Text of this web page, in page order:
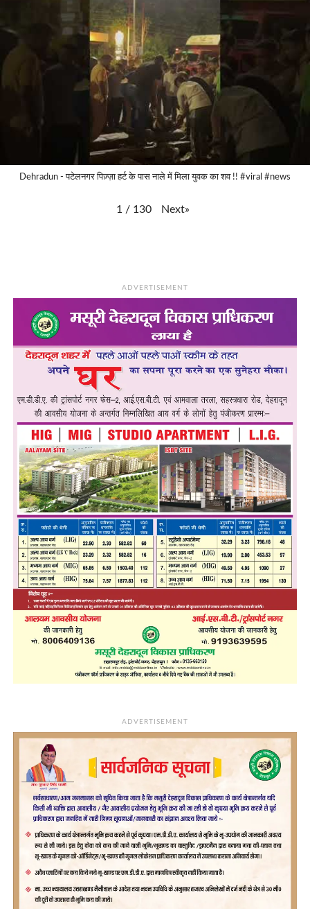
Dehradun - पटेलनगर पिज़्ज़ा हर्ट के पास नाले में मिला युवक का शव !! #viral #news
1 / 130 Next»
ADVERTISEMENT
ADVERTISEMENT